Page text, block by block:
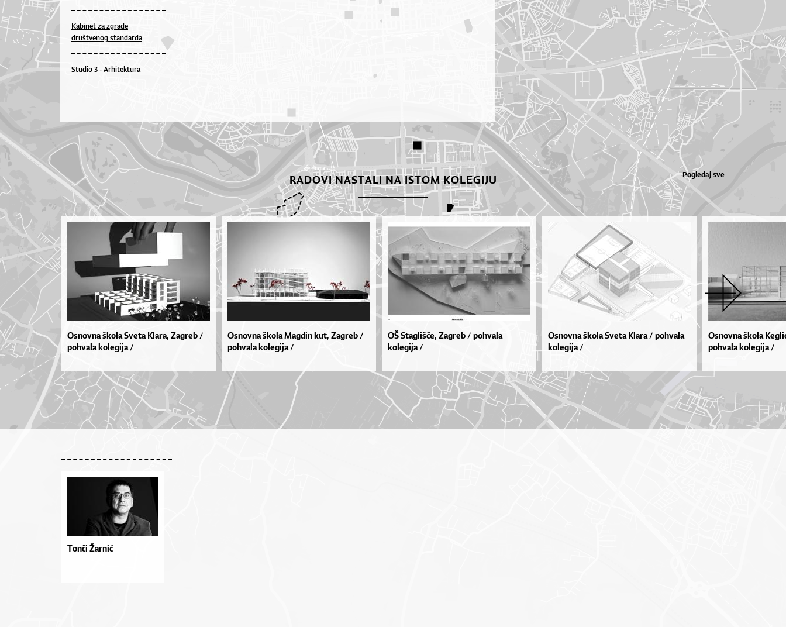
Kabinet za zgrade
društvenog standarda
Studio 3 - Arhitektura
RADOVI NASTALI NA ISTOM KOLEGIJU Pogledaj sve
Osnovna škola Sveta Klara, Zagreb /
pohvala kolegija /
Osnovna škola Magdin kut, Zagreb /
pohvala kolegija /
OŠ Staglišče, Zagreb / pohvala
kolegija /
Osnovna škola Sveta Klara / pohvala
kolegija /
Osnovna škola
pohvala kolegija /
Tonči Žarnić